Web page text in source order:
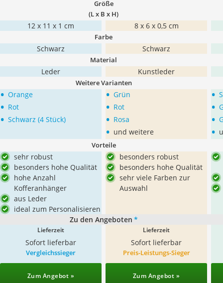
Größe
(L x B x H)
12 x 11 x ‎1 cm ‎8 x 6 x 0,5 cm
Farbe
Schwarz Schwarz
Material
Leder Kunstleder
Weitere Varianten
• Orange
• Rot
• Schwarz (4 Stück)
• Grün
• Rot
• Rosa
• und weitere
•
•
•
•
Vorteile
sehr robust
besonders hohe Qualität
hohe Anzahl
Kofferanhänger
aus Leder
ideal zum Personalisieren
besonders robust
besonders hohe Qualität
sehr viele Farben zur
Auswahl
Zu den Angeboten *
Lieferzeit
Sofort lieferbar
Lieferzeit
Sofort lieferbar
Vergleichssieger
Zum Angebot »
Preis-Leistungs-Sieger
Zum Angebot »